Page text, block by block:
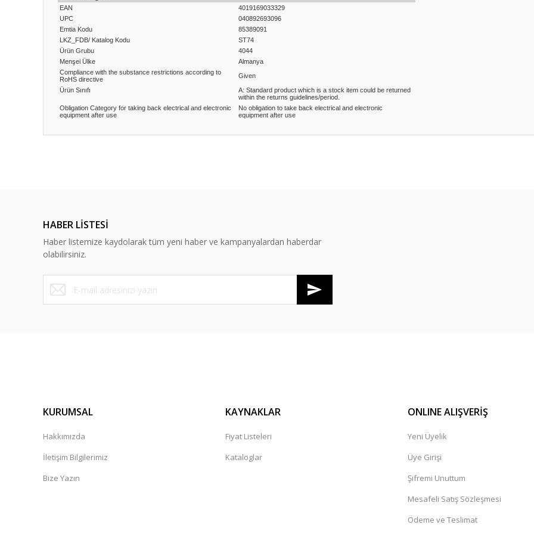
EAN
4019169033329
UPC
040892693096
Emtia Kodu
85389091
LKZ_FDB/ Katalog Kodu
ST74
Ürün Grubu
4044
Menşei Ülke
Almanya
Compliance with the substance restrictions according to
RoHS directive
Given
Ürün Sınıfı
A: Standard product which is a stock item could be returned
within the returns guidelines/period.
Obligation Category for taking back electrical and electronic
equipment after use
No obligation to take back electrical and electronic
equipment after use
Ürün bilgilerinde hatalar bulunuyor.
Ürün fiyatı diğer sitelerden daha pahalı.
HABER LİSTESİ
Haber listemize kaydolarak tüm yeni haber ve kampanyalardan haberdar
olabilirsiniz.
KURUMSAL
Hakkımızda
İletişim Bilgilerimiz
Bize Yazın
KAYNAKLAR
Fiyat Listeleri
Kataloglar
ONLINE ALIŞVERİŞ
Yeni Üyelik
Üye Girişi
Şifremi Unuttum
Mesafeli Satış Sözleşmesi
Ödeme ve Teslimat